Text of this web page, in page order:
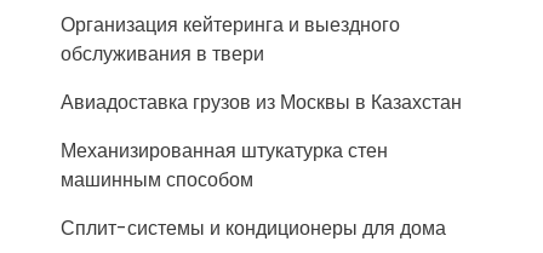
Организация кейтеринга и выездного
обслуживания в твери
Авиадоставка грузов из Москвы в Казахстан
Механизированная штукатурка стен
машинным способом
Сплит-системы и кондиционеры для дома